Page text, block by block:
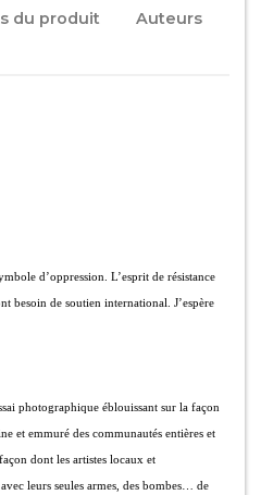
du produit
Auteurs
d’oppression. L’esprit de résistance
besoin de soutien international. J’espère
photographique éblouissant sur la façon
et emmuré des communautés entières et
dont les artistes locaux et
leurs seules armes, des bombes… de